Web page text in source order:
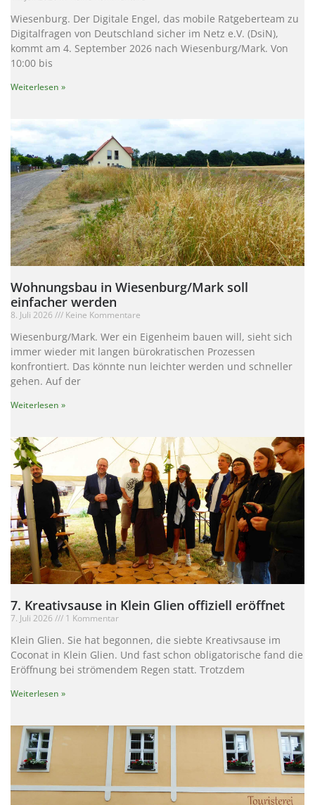
Wiesenburg. Der Digitale Engel, das mobile Ratgeberteam zu
Digitalfragen von Deutschland sicher im Netz e.V. (DsiN),
kommt am 4. September 2026 nach Wiesenburg/Mark. Von
10:00 bis
Weiterlesen »
Wohnungsbau in Wiesenburg/Mark soll
einfacher werden
8. Juli 2026 Keine Kommentare
Wiesenburg/Mark. Wer ein Eigenheim bauen will, sieht sich
immer wieder mit langen bürokratischen Prozessen
konfrontiert. Das könnte nun leichter werden und schneller
gehen. Auf der
Weiterlesen »
7. Kreativsause in Klein Glien offiziell eröffnet
7. Juli 2026 1 Kommentar
Klein Glien. Sie hat begonnen, die siebte Kreativsause im
Coconat in Klein Glien. Und fast schon obligatorische fand die
Eröffnung bei strömendem Regen statt. Trotzdem
Weiterlesen »